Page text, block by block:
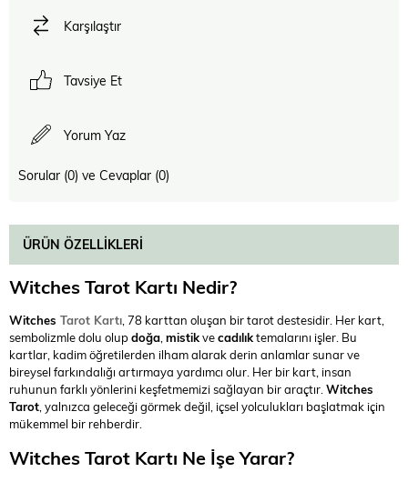
Karşılaştır
Tavsiye Et
Yorum Yaz
Sorular (0) ve Cevaplar (0)
ÜRÜN ÖZELLIKLERI
Witches Tarot Kartı Nedir?
Witches Tarot Kartı, 78 karttan oluşan bir tarot destesidir. Her kart,
sembolizmle dolu olupdoğa,mistikvecadılıktemalarını işler. Bu
kartlar, kadim öğretilerden ilham alarak derin anlamlar sunar ve
bireysel farkındalığı artırmaya yardımcı olur. Her bir kart, insan
ruhunun farklı yönlerini keşfetmemizi sağlayan bir araçtır.Witches
Tarot, yalnızca geleceği görmek değil, içsel yolculukları başlatmak için
mükemmel bir rehberdir.
Witches Tarot Kartı Ne İşe Yarar?